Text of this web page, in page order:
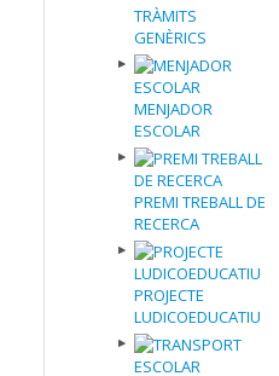
TRÀMITS
GENÈRICS
MENJADOR
ESCOLAR
PREMI TREBALL DE
RECERCA
PROJECTE
LUDICOEDUCATIU